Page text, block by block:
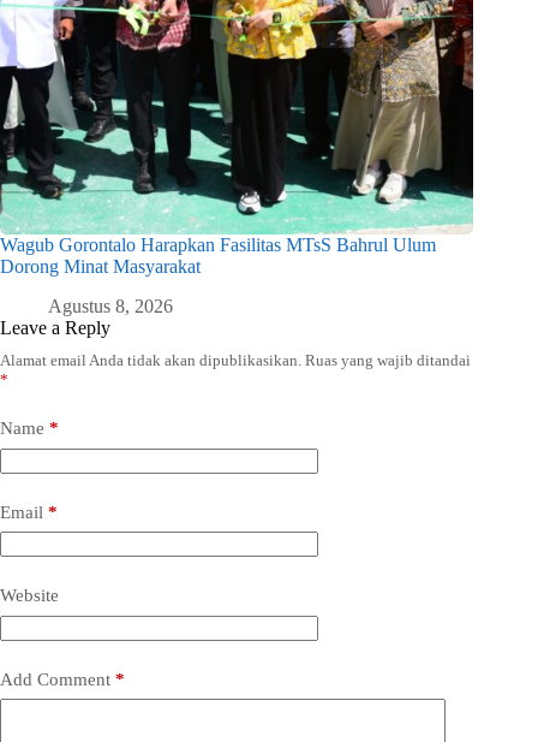
Wagub Gorontalo Harapkan Fasilitas MTsS Bahrul Ulum
Dorong Minat Masyarakat
Agustus 8, 2026
Leave a Reply
Alamat email Anda tidak akan dipublikasikan. Ruas yang wajib ditandai
*
Name *
Email *
Website
Add Comment *